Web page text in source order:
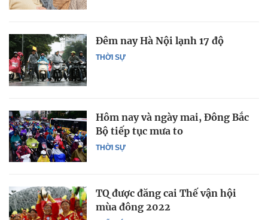
THỜI SỰ
Đêm nay Hà Nội lạnh 17 độ
THỜI SỰ
Hôm nay và ngày mai, Đông Bắc
Bộ tiếp tục mưa to
TQ được đăng cai Thế vận hội
mùa đông 2022